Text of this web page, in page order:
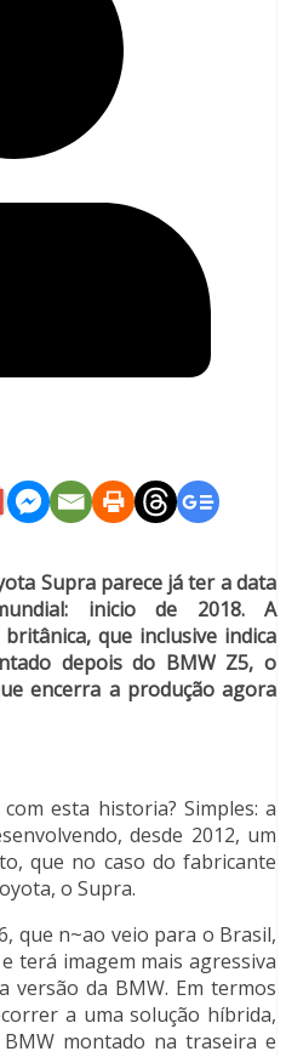
Supra parece já ter a data
inicio de 2018. A
que inclusive indica
depois do BMW Z5, o
encerra a produção agora
esta historia? Simples: a
desde 2012, um
que no caso do fabricante
o Supra.
que n~ao veio para o Brasil,
terá imagem mais agressiva
versão da BMW. Em termos
a uma solução híbrida,
montado na traseira e